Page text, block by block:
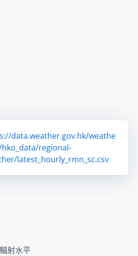
data.weather.gov.hk/weathe
hko_data/regional-
latest_hourly_rmn_sc.csv
射水平